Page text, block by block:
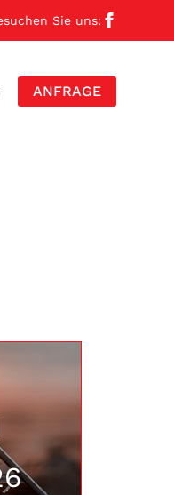
Sie uns:
ANFRAGE